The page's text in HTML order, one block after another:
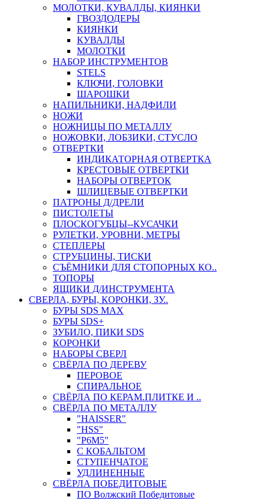
МОЛОТКИ, КУВАЛДЫ, КИЯНКИ
ГВОЗДОДЕРЫ
КИЯНКИ
КУВАЛДЫ
МОЛОТКИ
НАБОР ИНСТРУМЕНТОВ
STELS
КЛЮЧИ, ГОЛОВКИ
ШАРОШКИ
НАПИЛЬНИКИ, НАДФИЛИ
НОЖИ
НОЖНИЦЫ ПО МЕТАЛЛУ
НОЖОВКИ, ЛОБЗИКИ, СТУСЛО
ОТВЕРТКИ
ИНДИКАТОРНАЯ ОТВЕРТКА
КРЕСТОВЫЕ ОТВЕРТКИ
НАБОРЫ ОТВЕРТОК
ШЛИЦЕВЫЕ ОТВЕРТКИ
ПАТРОНЫ Д/ДРЕЛИ
ПИСТОЛЕТЫ
ПЛОСКОГУБЦЫ--КУСАЧКИ
РУЛЕТКИ, УРОВНИ, МЕТРЫ
СТЕПЛЕРЫ
СТРУБЦИНЫ, ТИСКИ
СЪЁМНИКИ ДЛЯ СТОПОРНЫХ КО..
ТОПОРЫ
ЯЩИКИ Д/ИНСТРУМЕНТА
СВЕРЛА, БУРЫ, КОРОНКИ, ЗУ..
БУРЫ SDS MAX
БУРЫ SDS+
ЗУБИЛО, ПИКИ SDS
КОРОНКИ
НАБОРЫ СВЕРЛ
СВЁРЛА ПО ДЕРЕВУ
ПЕРОВОЕ
СПИРАЛЬНОЕ
СВЁРЛА ПО КЕРАМ.ПЛИТКЕ И ..
СВЁРЛА ПО МЕТАЛЛУ
"HAISSER"
"HSS"
"Р6М5"
С КОБАЛЬТОМ
СТУПЕНЧАТОЕ
УДЛИНЕННЫЕ
СВЁРЛА ПОБЕДИТОВЫЕ
ПО Волжский Победитовые